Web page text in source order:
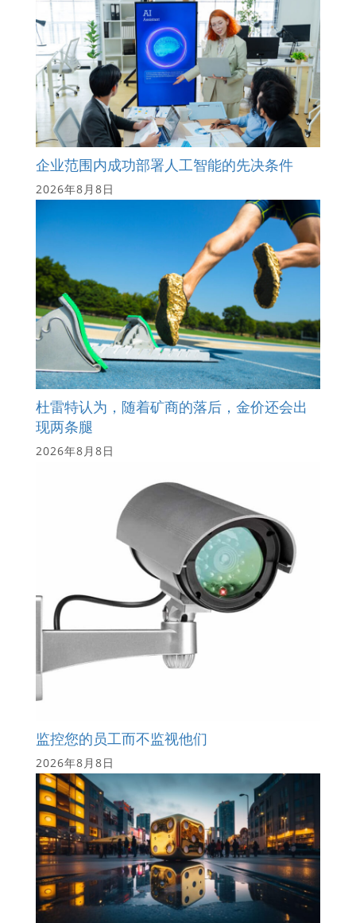
企业范围内成功部署人工智能的先决条件
2026年8月8日
杜雷特认为，随着矿商的落后，金价还会出
现两条腿
2026年8月8日
监控您的员工而不监视他们
2026年8月8日